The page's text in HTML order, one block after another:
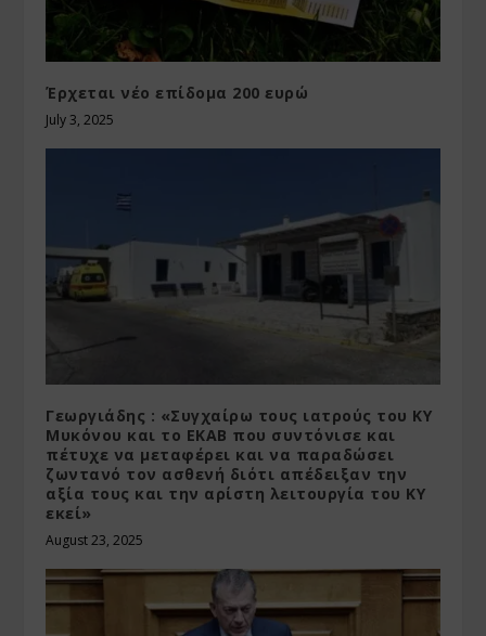
Έρχεται νέο επίδομα 200 ευρώ
July 3, 2025
Γεωργιάδης : «Συγχαίρω τους ιατρούς του ΚΥ
Μυκόνου και το ΕΚΑΒ που συντόνισε και
πέτυχε να μεταφέρει και να παραδώσει
ζωντανό τον ασθενή διότι απέδειξαν την
αξία τους και την αρίστη λειτουργία του ΚΥ
εκεί»
August 23, 2025